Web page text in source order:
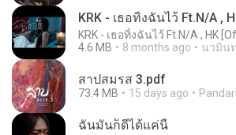
KRK - เธอทิ้งฉันไว้ Ft.N/A ,
KRK - เธอทิ้งฉันไว้ Ft.N/A , HK
4.6 MB
8 months ago นวมิน
สาปสมรส 3.pdf
73.4 MB 15 days ago
ฉันมันก็ดีได้แค่นี้